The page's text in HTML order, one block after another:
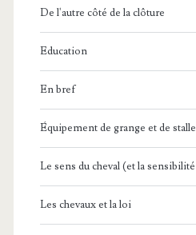
De l'autre côté de la clôture
Education
En bref
Équipement de grange et de stalle
Le sens du cheval (et la sensibilité
Les chevaux et la loi